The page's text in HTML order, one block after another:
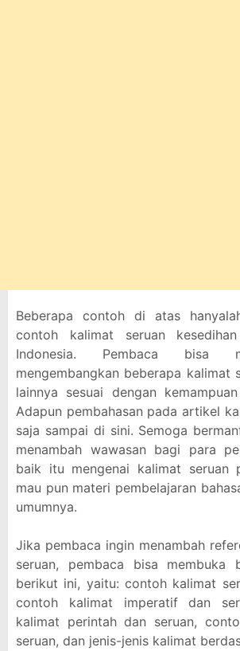
Beberapa contoh di atas
contoh kalimat seruan
Indonesia. Pembaca bisa
mengembangkan beberapa kalimat
lainnya sesuai dengan
Adapun pembahasan pada artikel
saja sampai di sini. Semoga
menambah wawasan bagi para
baik itu mengenai kalimat seruan
mau pun materi pembelajaran
umumnya.
Jika pembaca ingin menambah
seruan, pembaca bisa membuka
berikut ini, yaitu: contoh kalimat
contoh kalimat imperatif dan
kalimat perintah dan seruan,
seruan, dan jenis-jenis kalimat